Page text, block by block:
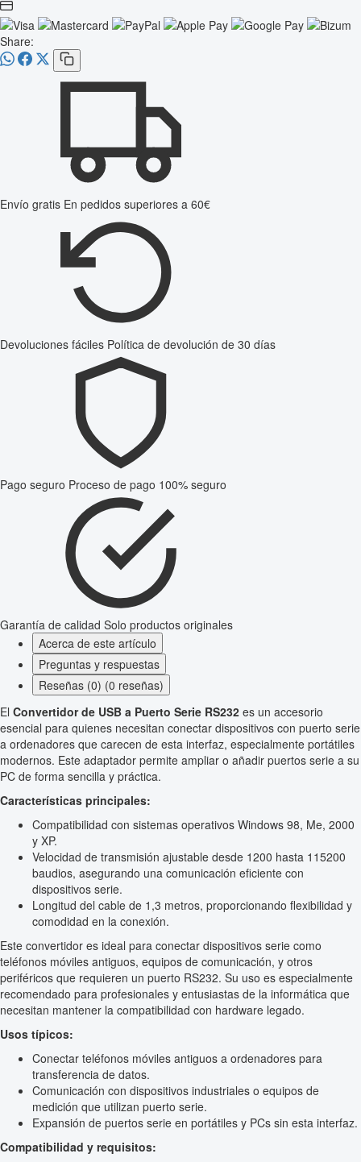
Share:
Envío gratis En pedidos superiores a 60€
Devoluciones fáciles Política de devolución de 30 días
Pago seguro Proceso de pago 100% seguro
Garantía de calidad Solo productos originales
Acerca de este artículo
Preguntas y respuestas
Reseñas (0) (0 reseñas)
El Convertidor de USB a Puerto Serie RS232 es un accesorio
esencial para quienes necesitan conectar dispositivos con puerto serie
a ordenadores que carecen de esta interfaz, especialmente portátiles
modernos. Este adaptador permite ampliar o añadir puertos serie a su
PC de forma sencilla y práctica.
Características principales:
Compatibilidad con sistemas operativos Windows 98, Me, 2000
y XP.
Velocidad de transmisión ajustable desde 1200 hasta 115200
baudios, asegurando una comunicación eficiente con
dispositivos serie.
Longitud del cable de 1,3 metros, proporcionando flexibilidad y
comodidad en la conexión.
Este convertidor es ideal para conectar dispositivos serie como
teléfonos móviles antiguos, equipos de comunicación, y otros
periféricos que requieren un puerto RS232. Su uso es especialmente
recomendado para profesionales y entusiastas de la informática que
necesitan mantener la compatibilidad con hardware legado.
Usos típicos:
Conectar teléfonos móviles antiguos a ordenadores para
transferencia de datos.
Comunicación con dispositivos industriales o equipos de
medición que utilizan puerto serie.
Expansión de puertos serie en portátiles y PCs sin esta interfaz.
Compatibilidad y requisitos: